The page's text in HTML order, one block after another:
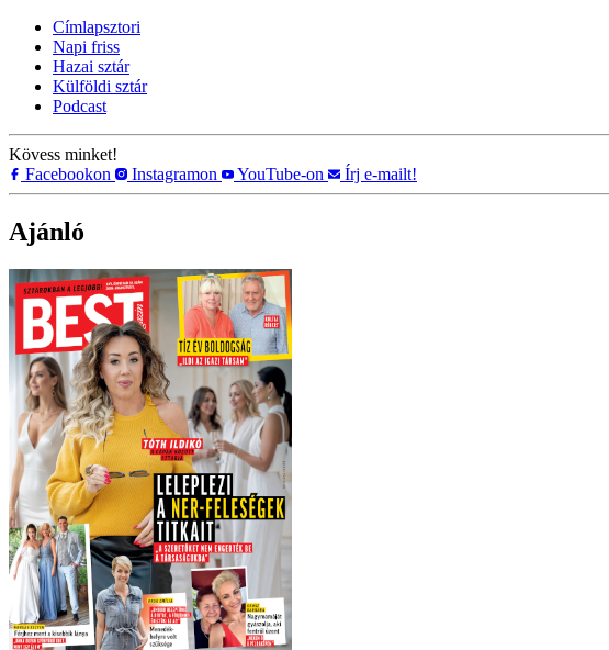
Címlapsztori
Napi friss
Hazai sztár
Külföldi sztár
Podcast
Kövess minket!
Facebookon
Instagramon YouTube-on Írj e-mailt!
Ajánló